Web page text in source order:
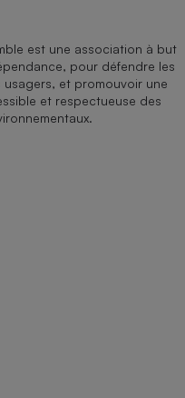
est une association à but
pour défendre les
et promouvoir une
et respectueuse des